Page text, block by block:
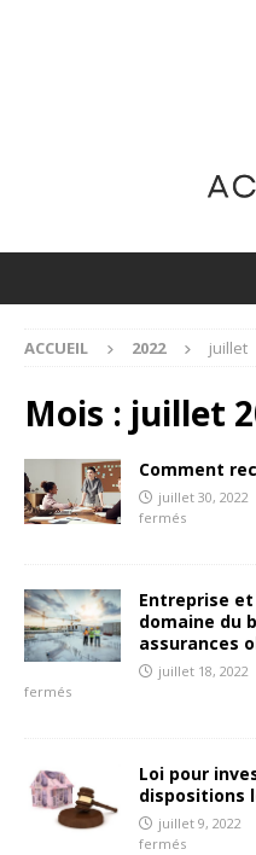
ACCUEIL 2022 juillet
Mois : juillet
Comment
juillet 30, 2022
fermés
Entreprise
domaine du
assurances
juillet 18, 2022
fermés
Loi pour
dispositions
juillet 9, 2022
fermés